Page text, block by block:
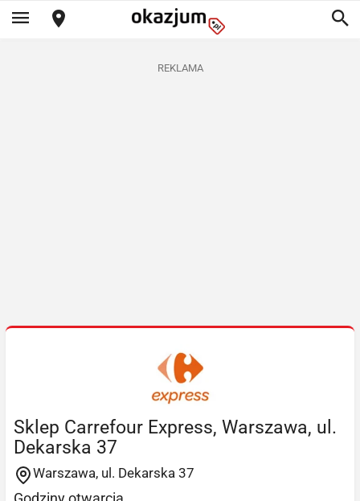
REKLAMA
Sklep Carrefour Express, Warszawa, ul.
Dekarska 37
Warszawa, ul. Dekarska 37